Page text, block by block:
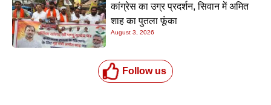
कांग्रेस का उग्र प्रदर्शन, सिवान में अमित
शाह का पुतला फूंका
August 3, 2026
Follow us